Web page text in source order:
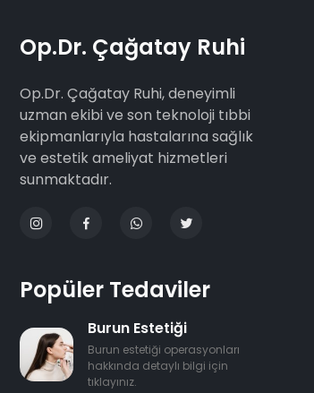
Op.Dr. Çağatay Ruhi
Op.Dr. Çağatay Ruhi, deneyimli
uzman ekibi ve son teknoloji tıbbi
ekipmanlarıyla hastalarına sağlık
ve estetik ameliyat hizmetleri
sunmaktadır.
Popüler Tedaviler
Burun Estetiği
Burun estetiği operasyonları
hakkında detaylı bilgi için
tıklayınız.